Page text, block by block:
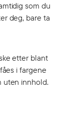
som du
deg, bare ta
etter blant
i fargene
uten innhold.